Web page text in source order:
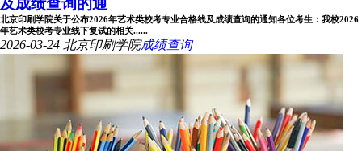
及成绩查询的通
北京印刷学院关于公布2026年艺术类校考专业合格线及成绩查询的通知各位考生：我校2026
年艺术类校考专业线下复试的相关......
2026-03-24 北京印刷学院成绩查询